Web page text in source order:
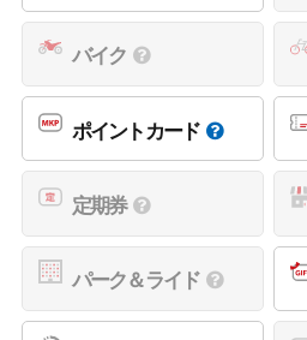
バイク
ポイントカード
定期券
パーク＆ライド